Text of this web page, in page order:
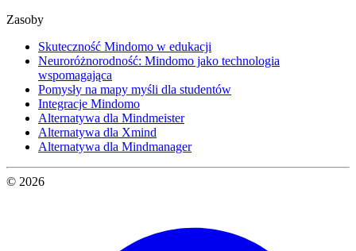
Zasoby
Skuteczność Mindomo w edukacji
Neuroróżnorodność: Mindomo jako technologia
wspomagająca
Pomysły na mapy myśli dla studentów
Integracje Mindomo
Alternatywa dla Mindmeister
Alternatywa dla Xmind
Alternatywa dla Mindmanager
© 2026